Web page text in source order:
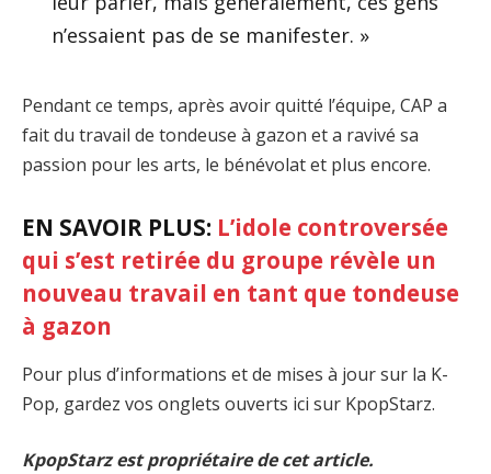
n’essaient pas de se manifester. »
Pendant ce temps, après avoir quitté l’équipe, CAP a
fait du travail de tondeuse à gazon et a ravivé sa
passion pour les arts, le bénévolat et plus encore.
EN SAVOIR PLUS: L’idole controversée
qui s’est retirée du groupe révèle un
nouveau travail en tant que tondeuse
à gazon
Pour plus d’informations et de mises à jour sur la K-
Pop, gardez vos onglets ouverts ici sur KpopStarz.
KpopStarz est propriétaire de cet article.